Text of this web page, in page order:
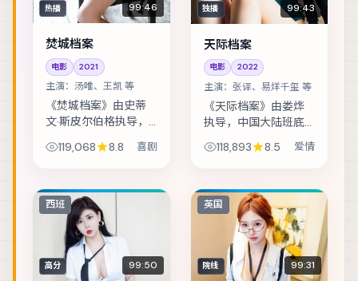
热播 99:46
焚城档案
电影 2021
主演： 汤唯、王凯 等
《焚城档案》由史蒂
文·斯皮尔伯格执导，
型定位为喜剧。边境
恩怨。主演包括汤
唯、王凯、古天乐 ...
119,068 8.8 喜剧
独播 99:43
天际档案
电影 2022
主演： 张译、易烊千玺 等
《天际档案》由娄烨
执导，中国大陆班底
制作，类型定位为爱
情。一场看似普通的
室中的心理博弈。主
演包括张译、易烊千
玺、段奕宏 等，表...
118,893 8.5 爱情
西班
高分 99:50
英国
院线 99:31